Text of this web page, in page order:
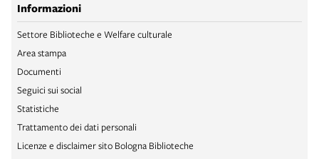
Informazioni
Settore Biblioteche e Welfare culturale
Area stampa
Documenti
Seguici sui social
Statistiche
Trattamento dei dati personali
Licenze e disclaimer sito Bologna Biblioteche